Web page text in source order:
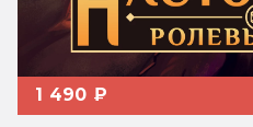
1 490 ₽